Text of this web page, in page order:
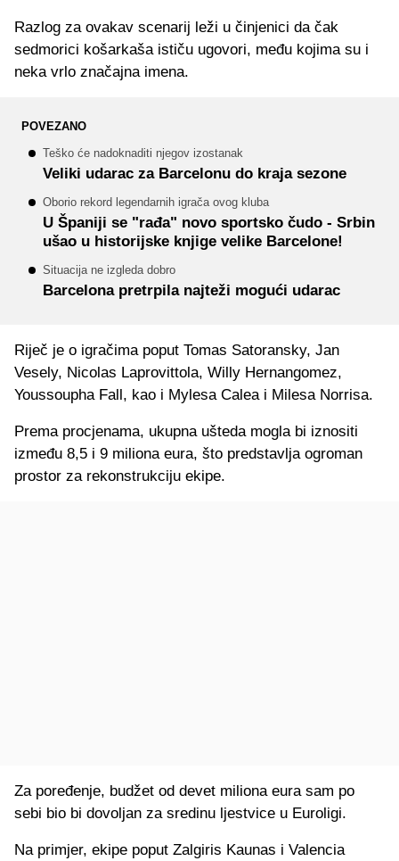
Razlog za ovakav scenarij leži u činjenici da čak
sedmorici košarkaša ističu ugovori, među kojima su i
neka vrlo značajna imena.
POVEZANO
Teško će nadoknaditi njegov izostanak
Veliki udarac za Barcelonu do kraja sezone
Oborio rekord legendarnih igrača ovog kluba
U Španiji se "rađa" novo sportsko čudo - Srbin
ušao u historijske knjige velike Barcelone!
Situacija ne izgleda dobro
Barcelona pretrpila najteži mogući udarac
Riječ je o igračima poput Tomas Satoransky, Jan
Vesely, Nicolas Laprovittola, Willy Hernangomez,
Youssoupha Fall, kao i Mylesa Calea i Milesa Norrisa.
Prema procjenama, ukupna ušteda mogla bi iznositi
između 8,5 i 9 miliona eura, što predstavlja ogroman
prostor za rekonstrukciju ekipe.
Za poređenje, budžet od devet miliona eura sam po
sebi bio bi dovoljan za sredinu ljestvice u Euroligi.
Na primjer, ekipe poput Zalgiris Kaunas i Valencia